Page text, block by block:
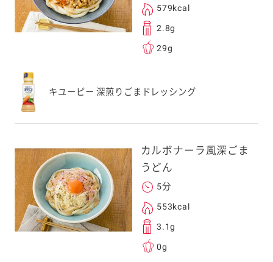
579kcal
2.8g
29g
キユーピー 深煎りごまドレッシング
カルボナーラ風深ごま
うどん
5分
553kcal
3.1g
0g